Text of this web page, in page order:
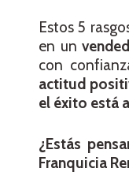
Estos 5
en un
con
actitud
el éxito está
¿Estás
Franquicia